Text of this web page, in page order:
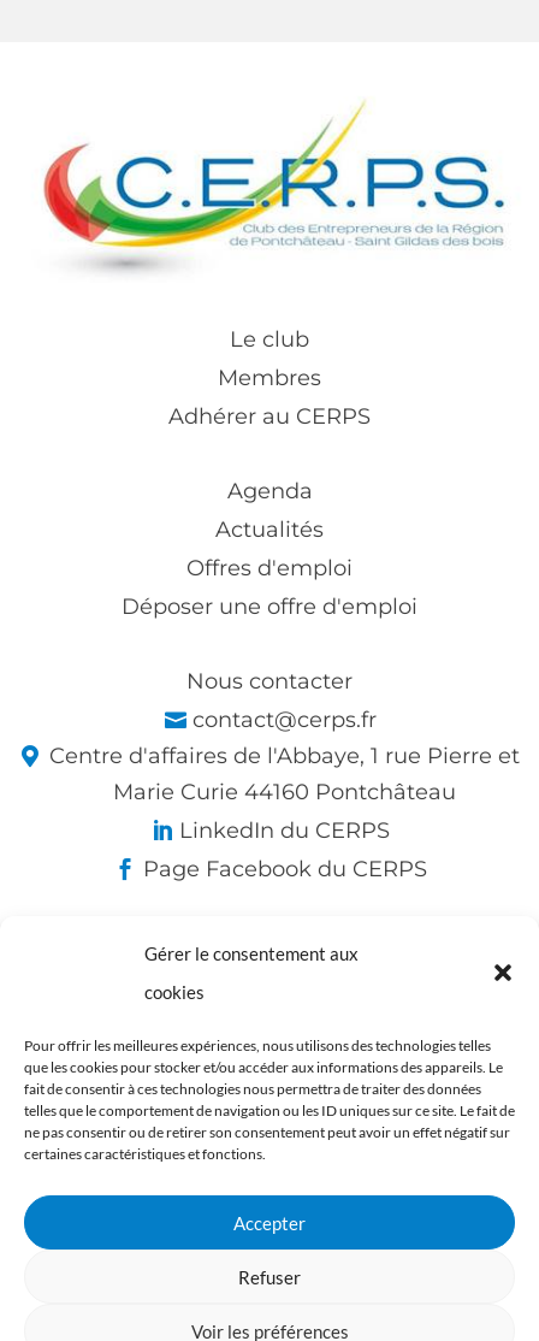
Gérer le consentement aux
cookies
Pour offrir les meilleures expériences, nous utilisons des technologies telles
que les cookies pour stocker et/ou accéder aux informations des appareils. Le
fait de consentir à ces technologies nous permettra de traiter des données
telles que le comportement de navigation ou les ID uniques sur ce site. Le fait de
ne pas consentir ou de retirer son consentement peut avoir un effet négatif sur
certaines caractéristiques et fonctions.
Accepter
Refuser
Voir les préférences
Le club
Membres
Adhérer au CERPS
Agenda
Actualités
Offres d'emploi
Déposer une offre d'emploi
Nous contacter
contact@cerps.fr
Centre d'affaires de l'Abbaye, 1 rue Pierre et
Marie Curie 44160 Pontchâteau
LinkedIn du CERPS
Page Facebook du CERPS
Nos partenaires :